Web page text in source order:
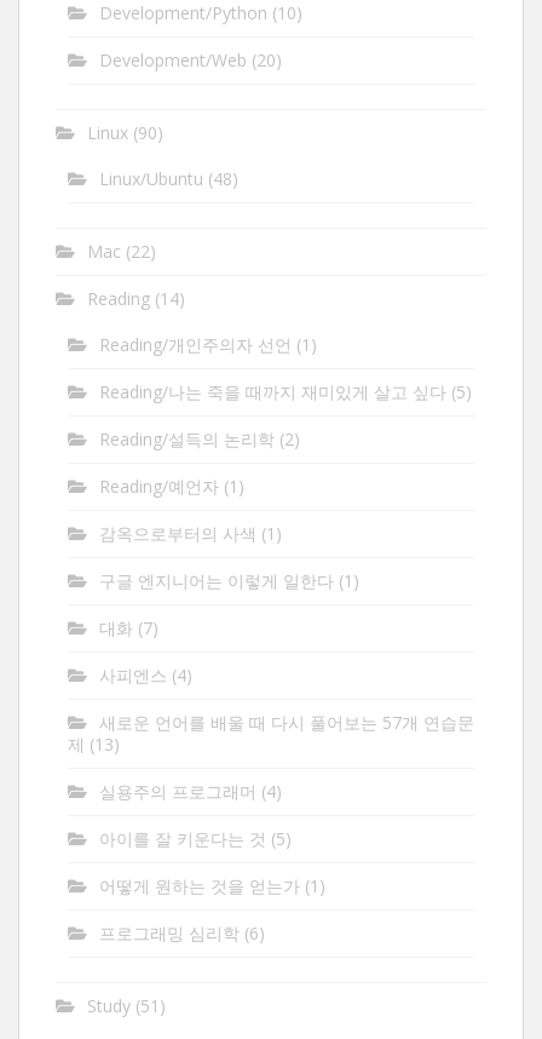
Development/Python (10)
Development/Web (20)
Linux (90)
Linux/Ubuntu (48)
Mac (22)
Reading (14)
Reading/개인주의자 선언 (1)
Reading/나는 죽을 때까지 재미있게 살고 싶다 (5)
Reading/설득의 논리학 (2)
Reading/예언자 (1)
감옥으로부터의 사색 (1)
구글 엔지니어는 이렇게 일한다 (1)
대화 (7)
사피엔스 (4)
새로운 언어를 배울 때 다시 풀어보는 57개 연습문
제 (13)
실용주의 프로그래머 (4)
아이를 잘 키운다는 것 (5)
어떻게 원하는 것을 얻는가 (1)
프로그래밍 심리학 (6)
Study (51)